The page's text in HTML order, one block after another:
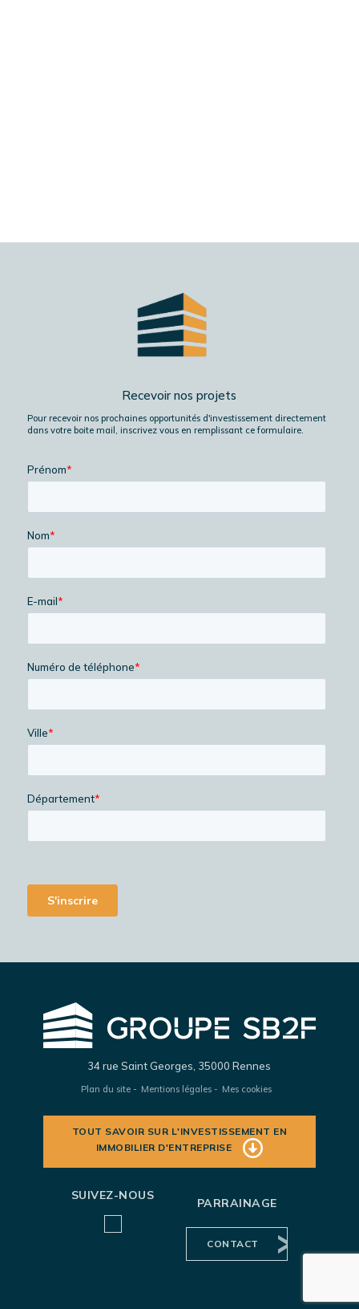
Recevoir nos projets
Pour recevoir nos prochaines opportunités d'investissement directement
dans votre boite mail, inscrivez vous en remplissant ce formulaire.
34 rue Saint Georges, 35000 Rennes
Plan du site Mentions légales Mes cookies
TOUT SAVOIR SUR L'INVESTISSEMENT EN
IMMOBILIER D'ENTREPRISE
SUIVEZ-NOUS
PARRAINAGE
CONTACT